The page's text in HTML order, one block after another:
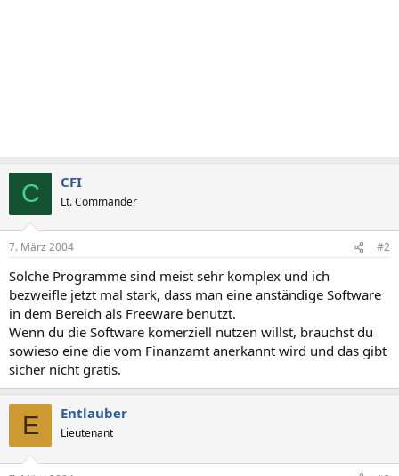
C CFI
Lt. Commander
7. März 2004 #2
Solche Programme sind meist sehr komplex und ich
bezweifle jetzt mal stark, dass man eine anständige Software
in dem Bereich als Freeware benutzt.
Wenn du die Software komerziell nutzen willst, brauchst du
sowieso eine die vom Finanzamt anerkannt wird und das gibt
sicher nicht gratis.
E Entlauber
Lieutenant